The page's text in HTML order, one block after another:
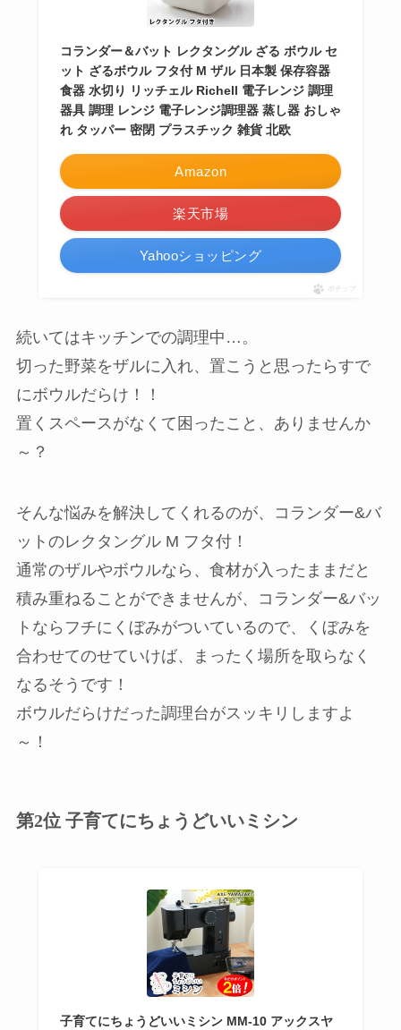
コランダー＆バット レクタングル ざる ボウル セ
ット ざるボウル フタ付 M ザル 日本製 保存容器
食器 水切り リッチェル Richell 電子レンジ 調理
器具 調理 レンジ 電子レンジ調理器 蒸し器 おしゃ
れ タッパー 密閉 プラスチック 雑貨 北欧
Amazon
楽天市場
Yahooショッピング
ポチップ
続いてはキッチンでの調理中…。
切った野菜をザルに入れ、置こうと思ったらすで
にボウルだらけ！！
置くスペースがなくて困ったこと、ありませんか
～？
そんな悩みを解決してくれるのが、コランダー&バ
ットのレクタングル M フタ付！
通常のザルやボウルなら、食材が入ったままだと
積み重ねることができませんが、コランダー&バッ
トならフチにくぼみがついているので、くぼみを
合わせてのせていけば、まったく場所を取らなく
なるそうです！
ボウルだらけだった調理台がスッキリしますよ
～！
第2位 子育てにちょうどいいミシン
子育てにちょうどいいミシン MM-10 アックスヤ